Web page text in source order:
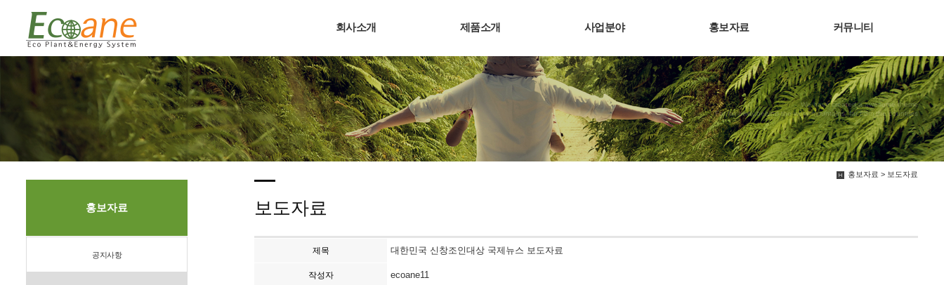
회사소개 제품소개 사업분야 홍보자료 커뮤니티
We have created a awesome theme
Far far away,behind the word mountains, far from the countries
홍보자료 > 보도자료
홍보자료
공지사항
보도자료
제목 대한민국 신창조인대상 국제뉴스 보도자료
작성자 ecoane11